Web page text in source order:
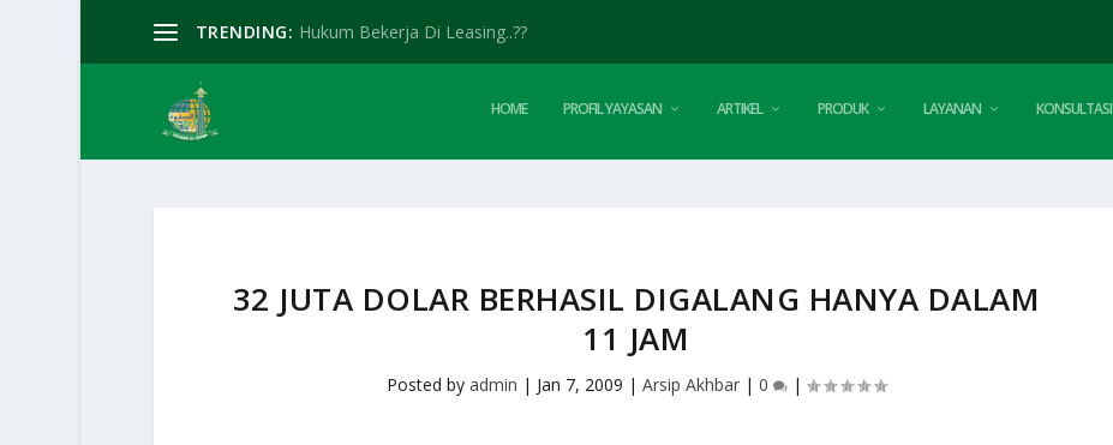
TRENDING: Hukum Bekerja Di Leasing..??
HOME PROFIL YAYASAN ARTIKEL PRODUK LAYANAN KONSULTASI
32 JUTA DOLAR BERHASIL DIGALANG HANYA DALAM
11 JAM
Posted by admin | Jan 7, 2009 | Arsip Akhbar| 0 |